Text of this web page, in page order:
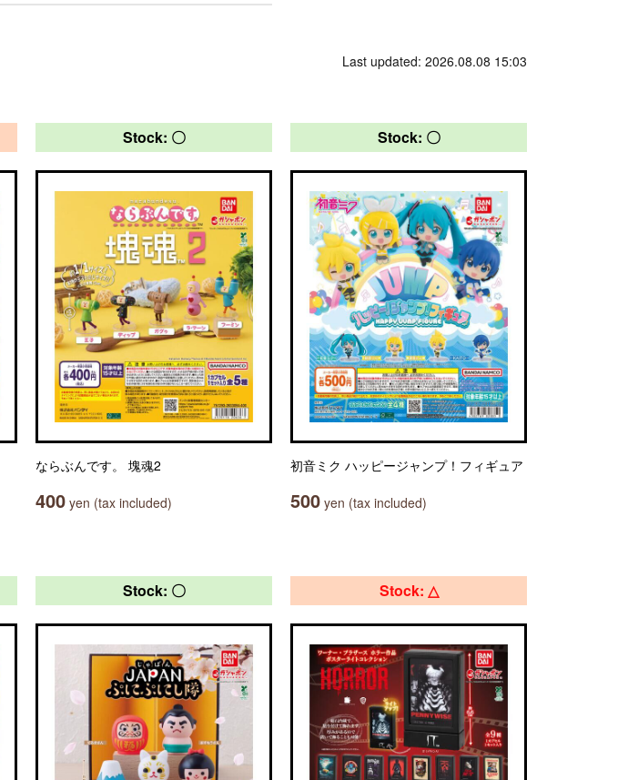
Last updated: 2026.08.08 15:03
Stock: 〇
ならぶんです。 塊魂2
400 yen (tax included)
Stock: 〇
初音ミク ハッピージャンプ！フィギュア
500 yen (tax included)
Stock: 〇 Stock: △